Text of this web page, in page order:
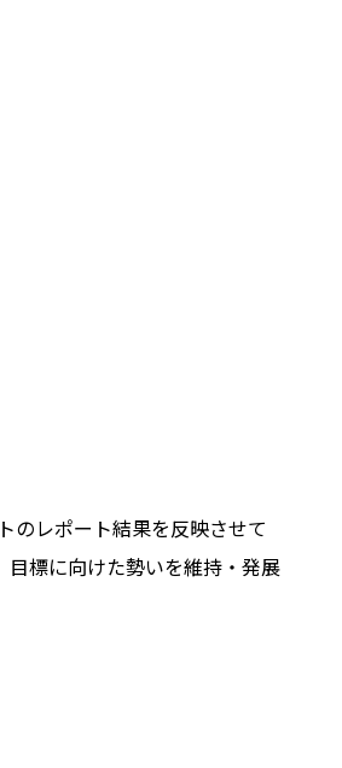
のレポート結果を反映させて
標に向けた勢いを維持・発展